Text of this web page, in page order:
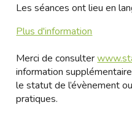
Les séances ont lieu en
Plus d'information
Merci de consulter
information
le statut de l’évènement
pratiques.